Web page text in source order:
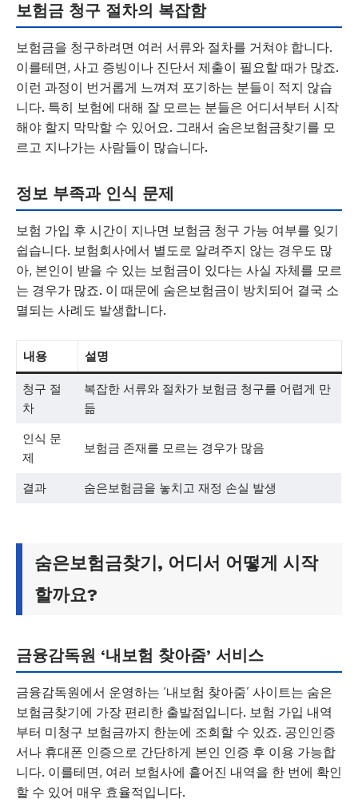
보험금 청구 절차의 복잡함
보험금을 청구하려면 여러 서류와 절차를 거쳐야 합니다.
이를테면, 사고 증빙이나 진단서 제출이 필요할 때가 많죠.
이런 과정이 번거롭게 느껴져 포기하는 분들이 적지 않습
니다. 특히 보험에 대해 잘 모르는 분들은 어디서부터 시작
해야 할지 막막할 수 있어요. 그래서 숨은보험금찾기를 모
르고 지나가는 사람들이 많습니다.
정보 부족과 인식 문제
보험 가입 후 시간이 지나면 보험금 청구 가능 여부를 잊기
쉽습니다. 보험회사에서 별도로 알려주지 않는 경우도 많
아, 본인이 받을 수 있는 보험금이 있다는 사실 자체를 모르
는 경우가 많죠. 이 때문에 숨은보험금이 방치되어 결국 소
멸되는 사례도 발생합니다.
내용 설명
청구 절
차
복잡한 서류와 절차가 보험금 청구를 어렵게 만
듦
인식 문
제
보험금 존재를 모르는 경우가 많음
결과 숨은보험금을 놓치고 재정 손실 발생
숨은보험금찾기, 어디서 어떻게 시작
할까요?
금융감독원 ‘내보험 찾아줌’ 서비스
금융감독원에서 운영하는 ‘내보험 찾아줌’ 사이트는 숨은
보험금찾기에 가장 편리한 출발점입니다. 보험 가입 내역
부터 미청구 보험금까지 한눈에 조회할 수 있죠. 공인인증
서나 휴대폰 인증으로 간단하게 본인 인증 후 이용 가능합
니다. 이를테면, 여러 보험사에 흩어진 내역을 한 번에 확인
할 수 있어 매우 효율적입니다.